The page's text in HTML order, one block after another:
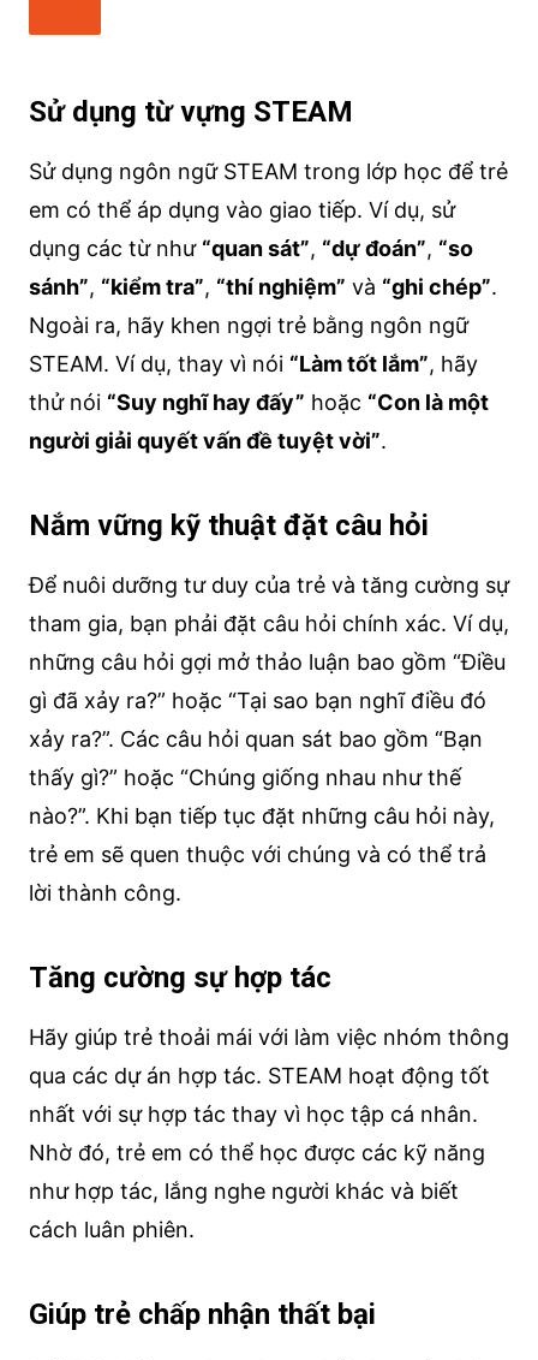
Sử dụng từ vựng STEAM
Sử dụng ngôn ngữ STEAM trong lớp học để trẻ
em có thể áp dụng vào giao tiếp. Ví dụ, sử
dụng các từ như “quan sát”, “dự đoán”, “so
sánh”, “kiểm tra”, “thí nghiệm” và “ghi chép”.
Ngoài ra, hãy khen ngợi trẻ bằng ngôn ngữ
STEAM. Ví dụ, thay vì nói “Làm tốt lắm”, hãy
thử nói “Suy nghĩ hay đấy” hoặc “Con là một
người giải quyết vấn đề tuyệt vời”.
Nắm vững kỹ thuật đặt câu hỏi
Để nuôi dưỡng tư duy của trẻ và tăng cường sự
tham gia, bạn phải đặt câu hỏi chính xác. Ví dụ,
những câu hỏi gợi mở thảo luận bao gồm “Điều
gì đã xảy ra?” hoặc “Tại sao bạn nghĩ điều đó
xảy ra?”. Các câu hỏi quan sát bao gồm “Bạn
thấy gì?” hoặc “Chúng giống nhau như thế
nào?”. Khi bạn tiếp tục đặt những câu hỏi này,
trẻ em sẽ quen thuộc với chúng và có thể trả
lời thành công.
Tăng cường sự hợp tác
Hãy giúp trẻ thoải mái với làm việc nhóm thông
qua các dự án hợp tác. STEAM hoạt động tốt
nhất với sự hợp tác thay vì học tập cá nhân.
Nhờ đó, trẻ em có thể học được các kỹ năng
như hợp tác, lắng nghe người khác và biết
cách luân phiên.
Giúp trẻ chấp nhận thất bại